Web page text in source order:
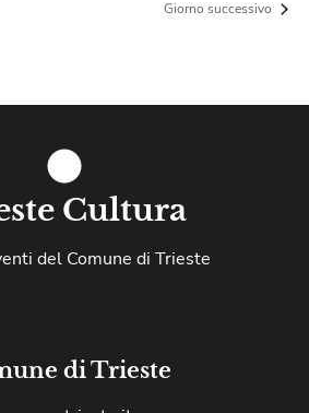
Giorno successivo
Cultura
del Comune di Trieste
di Trieste